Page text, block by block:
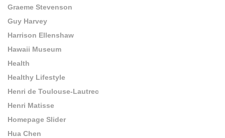
Graeme Stevenson
Guy Harvey
Harrison Ellenshaw
Hawaii Museum
Health
Healthy Lifestyle
Henri de Toulouse-Lautrec
Henri Matisse
Homepage Slider
Hua Chen